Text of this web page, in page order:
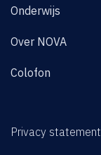
Onderwijs
Over NOVA
Colofon
Privacy statement